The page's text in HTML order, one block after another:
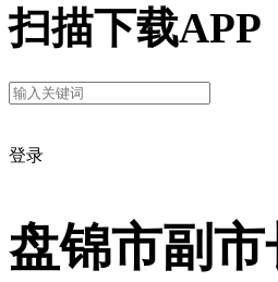
扫描下载APP
登录
盘锦市副